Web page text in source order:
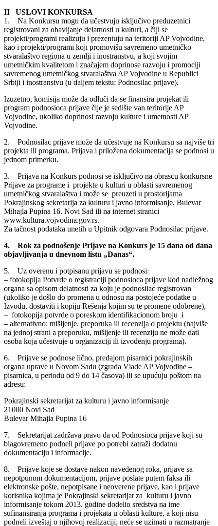
II USLOVI KONKURSA
1. Na Konkursu mogu da učestvuju isključivo preduzetnici
registrovani za obavljanje delatnosti u kulturi, a čiji se
projekti/programi realizuju i prezentuju na teritoriji AP Vojvodine,
kao i projekti/programi koji promovišu savremeno umetničko
stvaralaštvo regiona u zemlji i inostranstvu, a koji svojim
umetničkim kvalitetom i značajem doprinose razvoju i promociji
savremenog umetničkog stvaralaštva AP Vojvodine u Republici
Srbiji i inostranstvu (u daljem tekstu: Podnosilac prijave).
Izuzetno, komisija može da odluči da se finansira projekat ili
program podnosioca prijave čije je sedište van teritorije AP
Vojvodine, ukoliko doprinosi razvoju kulture i umetnosti AP
Vojvodine.
2. Podnosilac prijave može da učestvuje na Konkursu sa najviše tri
projekta ili programa. Prijava i priložena dokumentacija se podnosi u
jednom primerku.
3. Prijava na Konkurs podnosi se isključivo na obrascu konkursne
Prijave za programe i projekte u kulturi u oblasti savremenog
umetničkog stvaralaštva i može se preuzeti u prostorijama
Pokrajinskog sekretarija za kulturu i javno informisanje, Bulevar
Mihajla Pupina 16. Novi Sad ili na internet stranici
www.kultura.vojvodina.gov.rs.
Za tačnost podataka unetih u Upitnik odgovara Podnosilac prijave.
4. Rok za podnošenje Prijave na Konkurs je 15 dana od dana
objavljivanja u dnevnom listu „Danas“.
5. Uz overenu i potpisanu prijavu se podnosi:
– fotokopija Potvrde o registraciji podnosioca prijave kod nadležnog
organa sa opisom delatnosti za koju je podnosilac registrovan
(ukoliko je došlo do promena u odnosu na postojeće podatke u
Izvodu, dostaviti i kopiju Rešenja kojim su te promene odobrene),
– fotokopija potvrde o poreskom identifikacionom broju i
– alternativno: mišljenje, preporuka ili recenzija o projektu (najviše
na jednoj strani a preporuku, mišljenje ili recenziju ne može dati
osoba koja učestvuje u organizaciji ili izvođenju programa).
6. Prijave se podnose lično, predajom pisarnici pokrajinskih
organa uprave u Novom Sadu (zgrada Vlade AP Vojvodine –
pisarnica, u periodu od 9 do 14 časova) ili se upućuju poštom na
adresu:
Pokrajinski sekretarijat za kulturu i javno informisanje
21000 Novi Sad
Bulevar Mihajla Pupina 16
7. Sekretarijat zadržava pravo da od Podnosioca prijave koji su
blagovremeno podneli prijave po potrebi zatraži dodatnu
dokumentaciju i informacije.
8. Prijave koje se dostave nakon navedenog roka, prijave sa
nepotpunom dokumentacijom, prijave poslate putem faksa ili
elektronske pošte, nepotpisane i neoverene prijave, kao i prijave
korisnika kojima je Pokrajinski sekretarijat za kulturu i javno
informisanje tokom 2013. godine dodelio sredstva na ime
sufinansiranja programa i projekata u oblasti kulture, a koji nisu
podneli izveštaj o njihovoj realizaciji, neće se uzimati u razmatranje